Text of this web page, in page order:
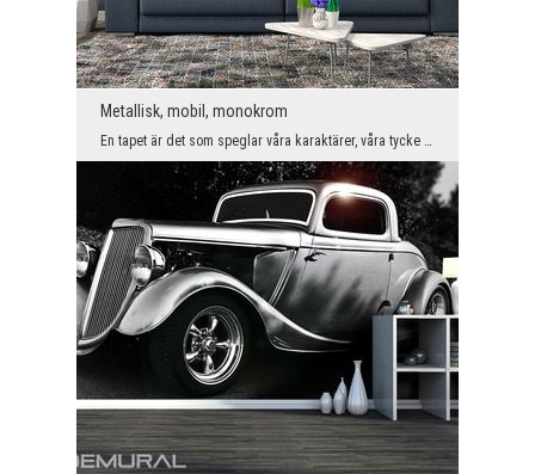
Metallisk, mobil, monokrom
En tapet är det som speglar våra karaktärer, våra tycke och smakämnen. Om du är ett fan, en känna...